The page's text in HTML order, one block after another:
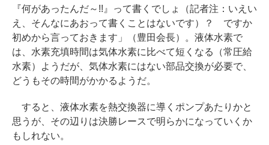
『何があったんだ～!!』って書くでしょ（記者注：いえい
え、そんなにあおって書くことはないです）？ ですか
初めから言っておきます」（豊田会長）。液体水素で
は、水素充填時間は気体水素に比べて短くなる（常圧給
水素）ようだが、気体水素にはない部品交換が必要で、
どうもその時間がかかるようだ。
すると、液体水素を熱交換器に導くポンプあたりかと
思うが、その辺りは決勝レースで明らかになっていくか
もしれない。